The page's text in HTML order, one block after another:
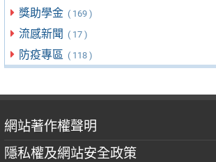
獎助學金 ( 169 )
流感新聞 ( 17 )
防疫專區 ( 118 )
網站著作權聲明
隱私權及網站安全政策